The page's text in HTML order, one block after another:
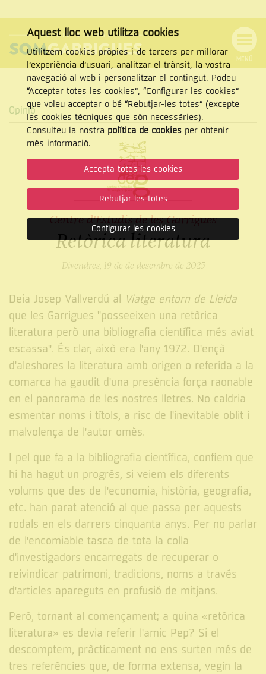
NAVEGACIÓ
MENÚ
Cercar
CERCAR
Opinió
Centre d'Estudis de les Garrigues
Retòrica literatura
Divendres, 19 de de desembre de 2025
Deia Josep Vallverdú al Viatge entorn de Lleida
que les Garrigues "posseeixen una retòrica
literatura però una bibliografia científica més aviat
escassa". És clar, això era l'any 1972. D'ençà
d'aleshores la literatura amb origen o referida a la
comarca ha gaudit d'una presència força raonable
en el panorama de les nostres lletres. No caldria
esmentar noms i títols, a risc de l'inevitable oblit i
malvolença de l'autor omès.
I pel que fa a la bibliografia científica, confiem que
hi ha hagut un progrés, si veiem els diferents
volums que des de l'economia, història, geografia,
etc. han parat atenció al que passa per aquests
rodals en els darrers cinquanta anys. Per no parlar
de l'encomiable tasca de tota la colla
d'investigadors encarregats de recuperar o
reivindicar patrimoni, tradicions, noms a través
d'articles apareguts en profusió de mitjans.
Però, tornant al començament; a quina «retòrica
literatura» es devia referir l'amic Pep? Si el
descomptem, pràcticament no ens surten més de
tres referències que, de forma extensa, vegin la
Aquest lloc web utilitza cookies
Utilitzem cookies pròpies i de tercers per millorar
l’experiència d’usuari, analitzar el trànsit, la vostra
navegació al web i personalitzar el contingut. Podeu
“Acceptar totes les cookies”, “Configurar les cookies”
que voleu acceptar o bé “Rebutjar-les totes” (excepte
les cookies tècniques que són necessàries).
Consulteu la nostra política de cookiesper obtenir
més informació.
Accepta totes les cookies
Rebutjar-les totes
Configurar les cookies